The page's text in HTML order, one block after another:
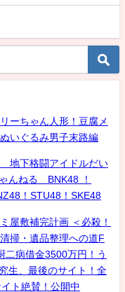
ーちゃん人形！豆腐メ
いぐるみ男子末路編
地下格闘アイドルだい
んねる BNK48 ！
！STU48！SKE48
屋敷補完計画 ＜必殺！
掃・遺品整理への道F
二病借金3500万円！う
生、最後のサイト！全
ト絶賛！公開中